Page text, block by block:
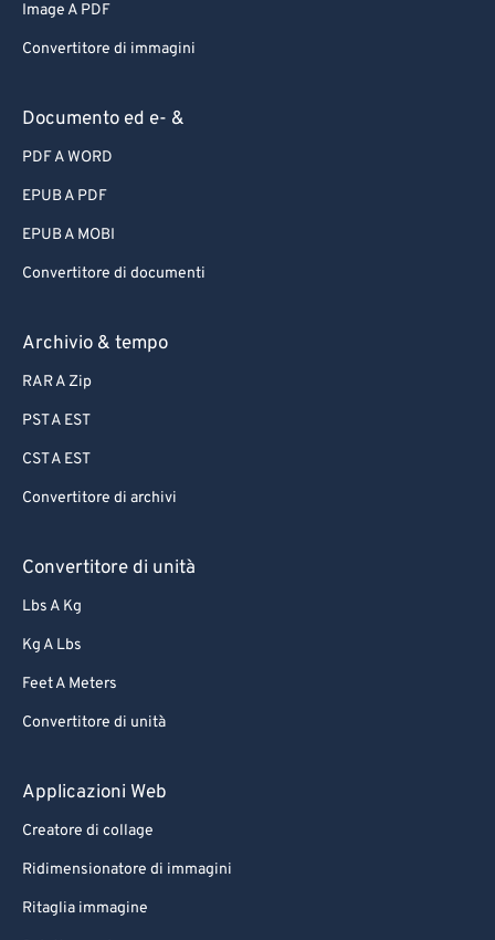
Image A PDF
Convertitore di immagini
Documento ed e- &
PDF A WORD
EPUB A PDF
EPUB A MOBI
Convertitore di documenti
Archivio & tempo
RAR A Zip
PST A EST
CST A EST
Convertitore di archivi
Convertitore di unità
Lbs A Kg
Kg A Lbs
Feet A Meters
Convertitore di unità
Applicazioni Web
Creatore di collage
Ridimensionatore di immagini
Ritaglia immagine